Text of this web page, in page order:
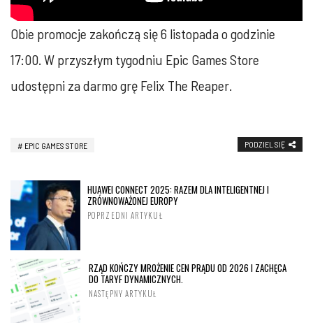
Obie promocje zakończą się 6 listopada o godzinie
17:00. W przyszłym tygodniu Epic Games Store
udostępni za darmo grę Felix The Reaper.
EPIC GAMES STORE PODZIEL SIĘ
HUAWEI CONNECT 2025: RAZEM DLA INTELIGENTNEJ I
ZRÓWNOWAŻONEJ EUROPY
POPRZEDNI ARTYKUŁ
RZĄD KOŃCZY MROŻENIE CEN PRĄDU OD 2026 I ZACHĘCA
DO TARYF DYNAMICZNYCH.
NASTĘPNY ARTYKUŁ